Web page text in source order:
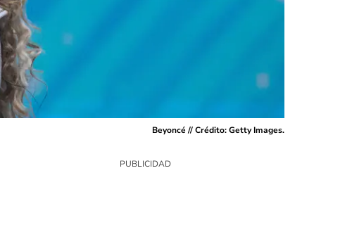
Beyoncé // Crédito: Getty Images.